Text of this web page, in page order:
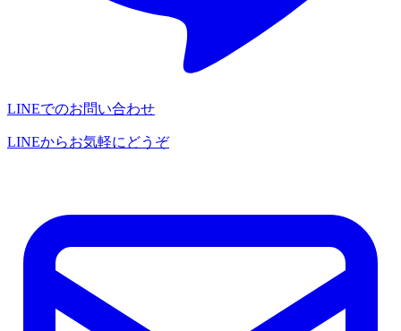
LINEでのお問い合わせ
LINEからお気軽にどうぞ